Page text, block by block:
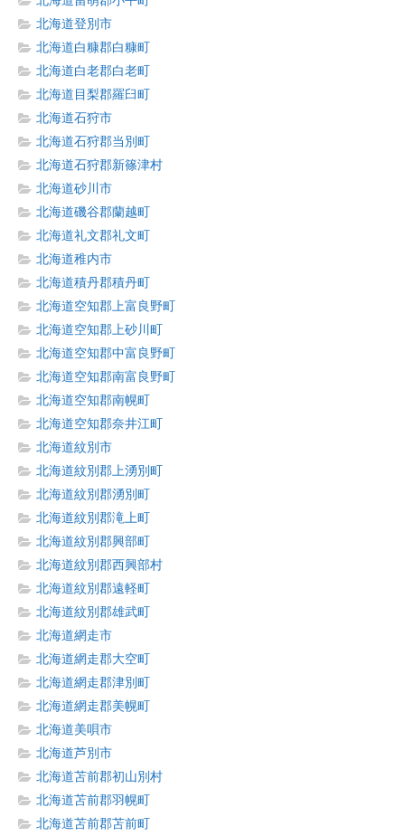
北海道登別市
北海道白糠郡白糠町
北海道白老郡白老町
北海道目梨郡羅臼町
北海道石狩市
北海道石狩郡当別町
北海道石狩郡新篠津村
北海道砂川市
北海道磯谷郡蘭越町
北海道礼文郡礼文町
北海道稚内市
北海道積丹郡積丹町
北海道空知郡上富良野町
北海道空知郡上砂川町
北海道空知郡中富良野町
北海道空知郡南富良野町
北海道空知郡南幌町
北海道空知郡奈井江町
北海道紋別市
北海道紋別郡上湧別町
北海道紋別郡湧別町
北海道紋別郡滝上町
北海道紋別郡興部町
北海道紋別郡西興部村
北海道紋別郡遠軽町
北海道紋別郡雄武町
北海道網走市
北海道網走郡大空町
北海道網走郡津別町
北海道網走郡美幌町
北海道美唄市
北海道芦別市
北海道苫前郡初山別村
北海道苫前郡羽幌町
北海道苫前郡苫前町